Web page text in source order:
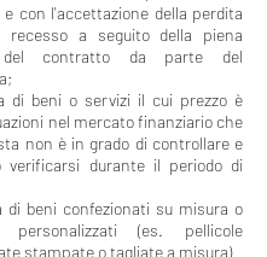
con l'accettazione della perdita
a seguito della piena
del contratto da parte del
di beni o servizi il cui prezzo è
nel mercato finanziario che
non è in grado di controllare e
verificarsi durante il periodo di
di beni confezionati su misura o
personalizzati (es. pellicole
stampate o tagliate a misura)